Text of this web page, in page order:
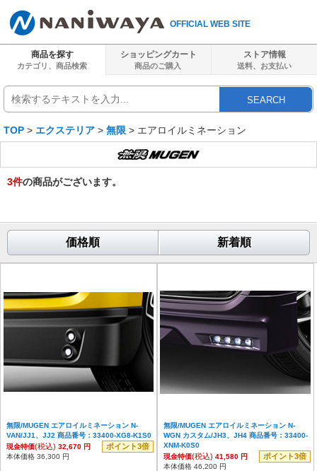
OFFICIAL WEB SITE
商品を探す
カテゴリ、商品検索
ショッピングカート
商品のご購入
ストア情報
送料、 お支払い
SEARCH
TOP > エクステリア > 無限 > エアロイルミネーション
3件の商品がございます。
価格順 新着順
無限/MUGEN エアロイルミネーション N-
VAN/JJ1、JJ2 商品番号：33400-XG8-K1S0
現金特価(税込) 32,670 円 ポイント3倍
本体価格 36,300 円
無限/MUGEN エアロイルミネーション N-
WGN カスタム/JH3、JH4 商品番号：33400-
XNM-K0S0
現金特価(税込) 41,580 円 ポイント3倍
本体価格 46,200 円